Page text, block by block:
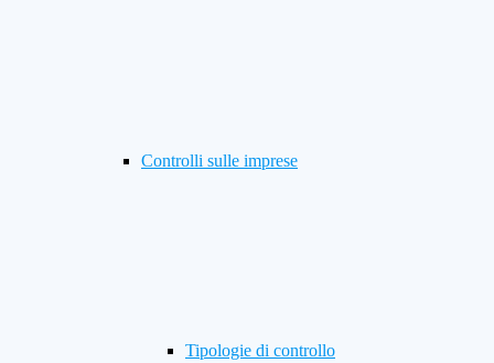
Controlli sulle imprese
Tipologie di controllo